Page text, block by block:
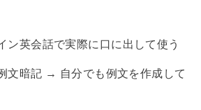
ン英会話で実際に口に出して使う
文暗記 → 自分でも例文を作成して